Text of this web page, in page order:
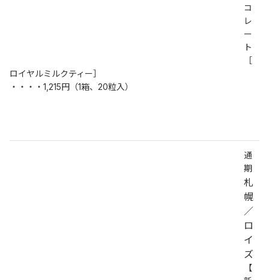
コ
レ
ー
ト
［
ロイヤルミルクティー］
・・・・1,215円（1箱、20粒入）
通
期
札
幌
／
ロ
イ
ズ
【